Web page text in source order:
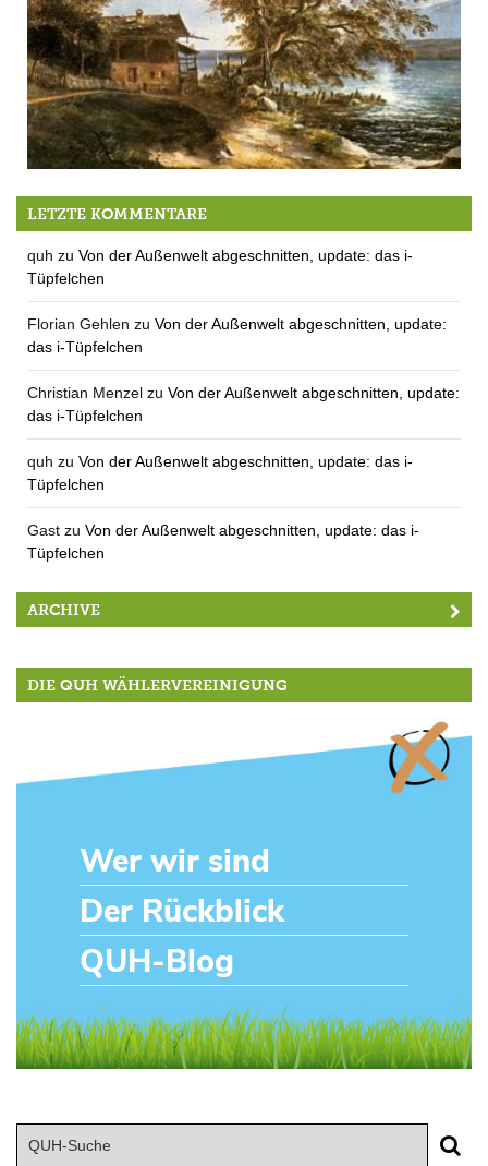
Der QUH-Adventskalender: Das 5. Bildchen
LETZTE KOMMENTARE
quh zu Von der Außenwelt abgeschnitten, update: das i-
Tüpfelchen
Florian Gehlen zu Von der Außenwelt abgeschnitten, update:
das i-Tüpfelchen
Christian Menzel zu Von der Außenwelt abgeschnitten, update:
das i-Tüpfelchen
quh zu Von der Außenwelt abgeschnitten, update: das i-
Tüpfelchen
Gast zu Von der Außenwelt abgeschnitten, update: das i-
Tüpfelchen
ARCHIVE
DIE QUH WÄHLERVEREINIGUNG
Wer wir sind
Der Rückblick
QUH-Blog